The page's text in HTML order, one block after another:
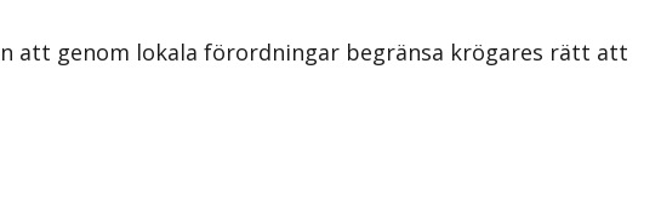
att genom lokala förordningar begränsa krögares rätt att